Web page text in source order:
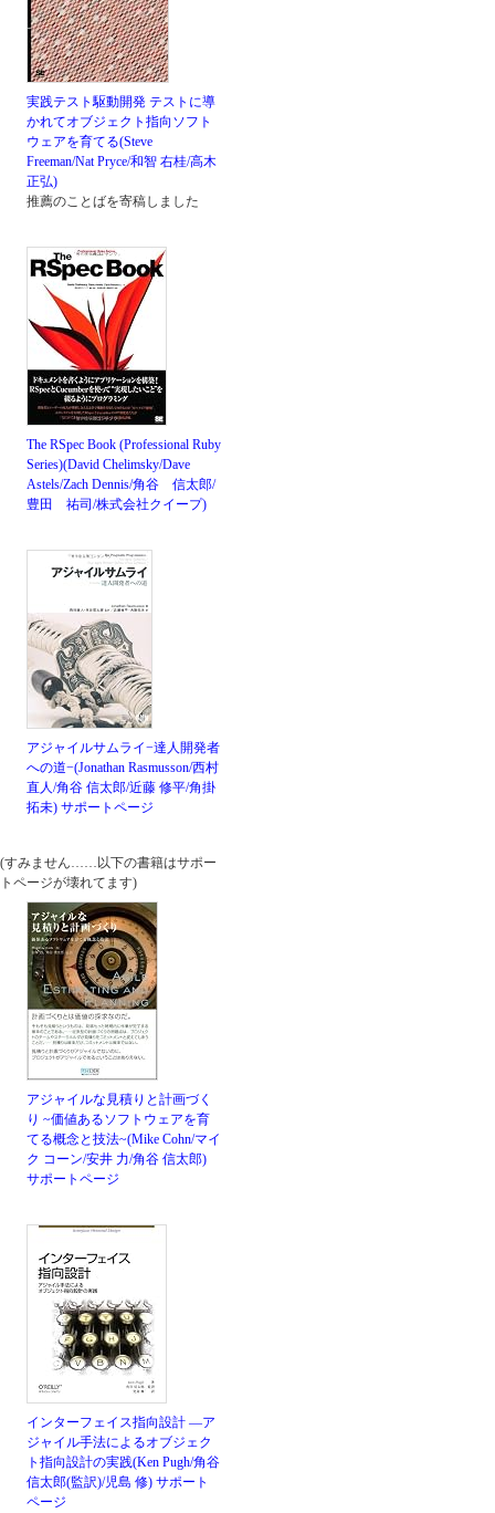
実践テスト駆動開発 テストに導
かれてオブジェクト指向ソフト
ウェアを育てる(Steve
Freeman/Nat Pryce/和智 右桂/高木
正弘)
推薦のことばを寄稿しました
The RSpec Book (Professional Ruby
Series)(David Chelimsky/Dave
Astels/Zach Dennis/角谷 信太郎/
豊田 祐司/株式会社クイープ)
アジャイルサムライ−達人開発者
への道−(Jonathan Rasmusson/西村
直人/角谷 信太郎/近藤 修平/角掛
拓未) サポートページ
(すみません……以下の書籍はサポー
トページが壊れてます)
アジャイルな見積りと計画づく
り ~価値あるソフトウェアを育
てる概念と技法~(Mike Cohn/マイ
ク コーン/安井 力/角谷 信太郎)
サポートページ
インターフェイス指向設計 ―ア
ジャイル手法によるオブジェク
ト指向設計の実践(Ken Pugh/角谷
信太郎(監訳)/児島 修) サポート
ページ